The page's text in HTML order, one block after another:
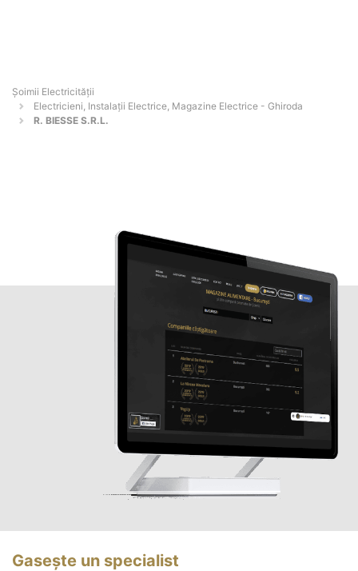
Șoimii Electricității
Electricieni, Instalații Electrice, Magazine Electrice - Ghiroda
R. BIESSE S.R.L.
Gasește un specialist